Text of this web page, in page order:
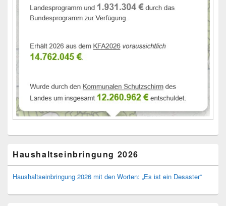
Haushaltseinbringung 2026
Haushaltseinbringung 2026 mit den Worten: „Es ist ein Desaster“